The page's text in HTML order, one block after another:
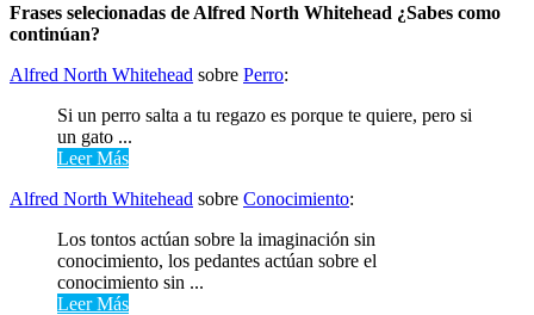
Frases selecionadas de Alfred North Whitehead ¿Sabes como
continúan?
Alfred North Whitehead sobre Perro:
Si un perro salta a tu regazo es porque te quiere, pero si
un gato ...
Leer Más
Alfred North Whitehead sobre Conocimiento:
Los tontos actúan sobre la imaginación sin
conocimiento, los pedantes actúan sobre el
conocimiento sin ...
Leer Más